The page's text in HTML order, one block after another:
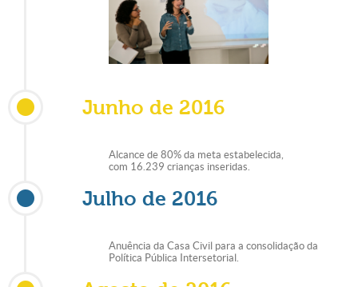
Junho de 2016
Alcance de 80% da meta estabelecida,
com 16.239 crianças inseridas.
Julho de 2016
Anuência da Casa Civil para a consolidação da
Política Pública Intersetorial.